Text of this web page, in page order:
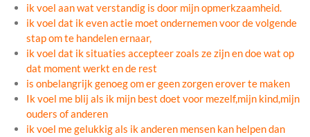
ik voel aan wat verstandig is door mijn opmerkzaamheid.
ik voel dat ik even actie moet ondernemen voor de volgende
stap om te handelen ernaar,
ik voel dat ik situaties accepteer zoals ze zijn en doe wat op
dat moment werkt en de rest
is onbelangrijk genoeg om er geen zorgen erover te maken
Ik voel me blij als ik mijn best doet voor mezelf,mijn kind,mijn
ouders of anderen
ik voel me gelukkig als ik anderen mensen kan helpen dan